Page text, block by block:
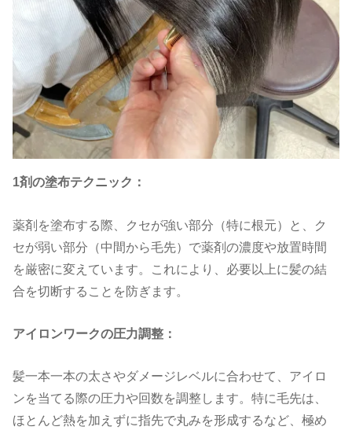
1剤の塗布テクニック：
薬剤を塗布する際、クセが強い部分（特に根元）と、ク
セが弱い部分（中間から毛先）で薬剤の濃度や放置時間
を厳密に変えています。これにより、必要以上に髪の結
合を切断することを防ぎます。
アイロンワークの圧力調整：
髪一本一本の太さやダメージレベルに合わせて、アイロ
ンを当てる際の圧力や回数を調整します。特に毛先は、
ほとんど熱を加えずに指先で丸みを形成するなど、極め